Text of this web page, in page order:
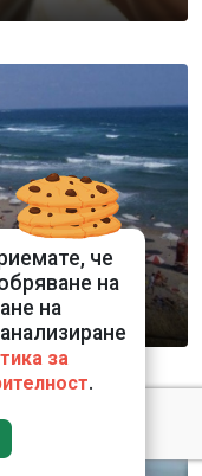
че
на
на
за
.